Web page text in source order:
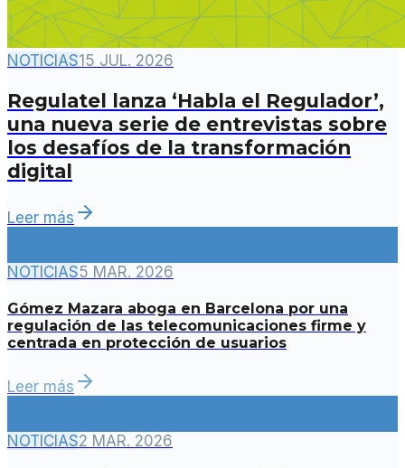
NOTICIAS15 JUL. 2026
Regulatel lanza ‘Habla el Regulador’,
una nueva serie de entrevistas sobre
los desafíos de la transformación
digital
Leer más
NOTICIAS5 MAR. 2026
Gómez Mazara aboga en Barcelona por una
regulación de las telecomunicaciones firme y
centrada en protección de usuarios
Leer más
NOTICIAS2 MAR. 2026